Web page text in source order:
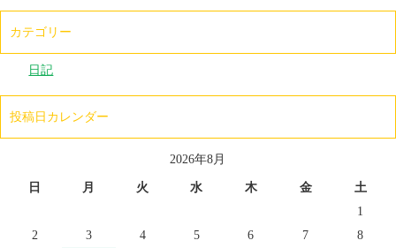
カテゴリー
日記
投稿日カレンダー
2026年8月
日 月 火 水 木 金
土
1
2
3 4 5 6 7 8